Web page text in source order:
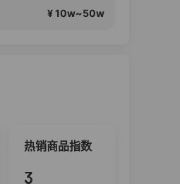
¥ 10w~50w
热销商品指数
3